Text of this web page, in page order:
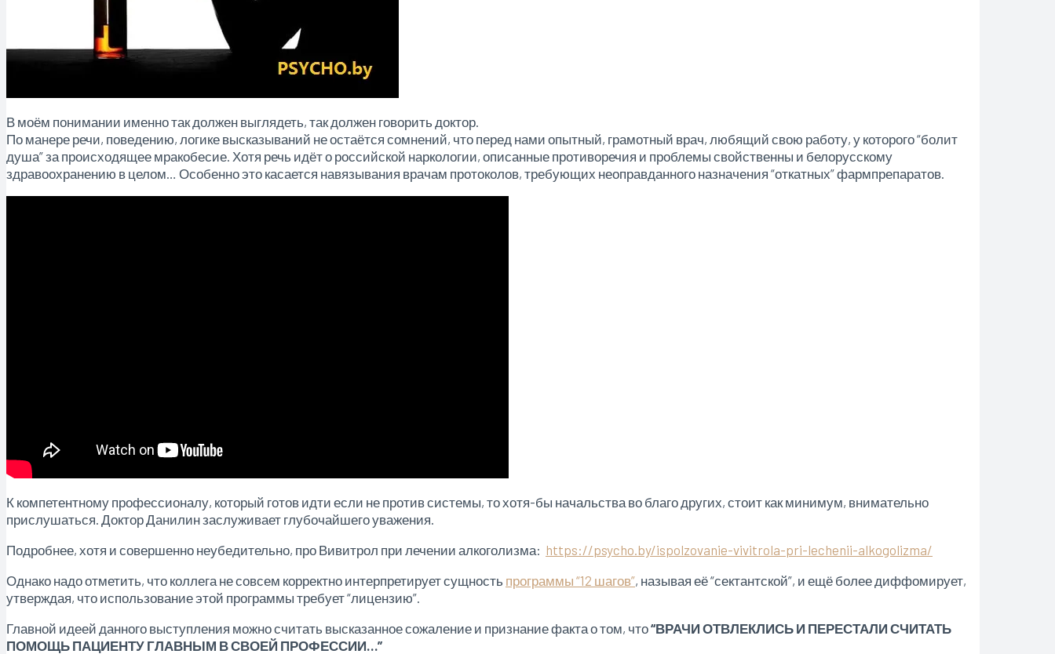
В моём понимании именно так должен выглядеть, так должен говорить доктор.
По манере речи, поведению, логике высказываний не остаётся сомнений, что перед нами опытный, грамотный врач, любящий свою работу, у которого “болит
душа” за происходящее мракобесие. Хотя речь идёт о российской наркологии, описанные противоречия и проблемы свойственны и белорусскому
здравоохранению в целом… Особенно это касается навязывания врачам протоколов, требующих неоправданного назначения “откатных” фармпрепаратов.
К компетентному профессионалу, который готов идти если не против системы, то хотя-бы начальства во благо других, стоит как минимум, внимательно
прислушаться. Доктор Данилин заслуживает глубочайшего уважения.
Подробнее, хотя и совершенно неубедительно, про Вивитрол при лечении алкоголизма: https://psycho.by/ispolzovanie-vivitrola-pri-lechenii-alkogolizma/
Однако надо отметить, что коллега не совсем корректно интерпретирует сущность программы “12 шагов”, называя её “сектантской”, и ещё более диффомирует,
утверждая, что использование этой программы требует “лицензию”.
Главной идеей данного выступления можно считать высказанное сожаление и признание факта о том, что“ВРАЧИ ОТВЛЕКЛИСЬ И ПЕРЕСТАЛИ СЧИТАТЬ
ПОМОЩЬ ПАЦИЕНТУ ГЛАВНЫМ В СВОЕЙ ПРОФЕССИИ…”